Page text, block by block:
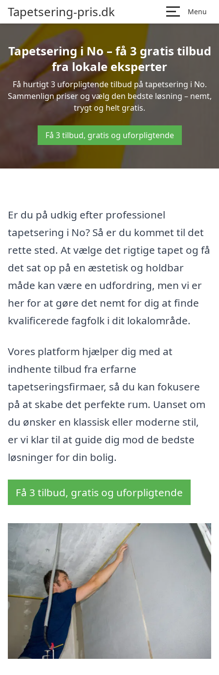
Tapetsering-pris.dk Menu
Tapetsering i No – få 3 gratis tilbud
fra lokale eksperter
Få hurtigt 3 uforpligtende tilbud på tapetsering i No.
Sammenlign priser og vælg den bedste løsning – nemt,
trygt og helt gratis.
Få 3 tilbud, gratis og uforpligtende
Er du på udkig efter professionel
tapetsering i No? Så er du kommet til det
rette sted. At vælge det rigtige tapet og få
det sat op på en æstetisk og holdbar
måde kan være en udfordring, men vi er
her for at gøre det nemt for dig at finde
kvalificerede fagfolk i dit lokalområde.
Vores platform hjælper dig med at
indhente tilbud fra erfarne
tapetseringsfirmaer, så du kan fokusere
på at skabe det perfekte rum. Uanset om
du ønsker en klassisk eller moderne stil,
er vi klar til at guide dig mod de bedste
løsninger for din bolig.
Få 3 tilbud, gratis og uforpligtende